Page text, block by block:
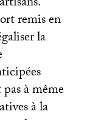
remis en
la
à même
à la